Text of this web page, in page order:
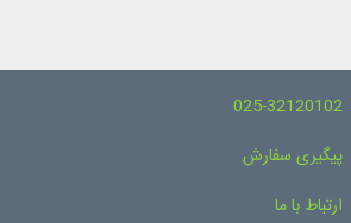
025-32120102
پیگیری سفارش
ارتباط با ما